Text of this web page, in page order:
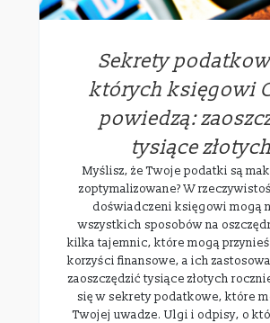
Sekrety
których księgowi
powiedzą:
tysiące złotych
Myślisz, że Twoje podatki są
zoptymalizowane? W
doświadczeni księgowi mogą
wszystkich sposobów na
kilka tajemnic, które mogą
korzyści finansowe, a ich
zaoszczędzić tysiące złotych
się w sekrety podatkowe, które
Twojej uwadze. Ulgi i odpisy, o